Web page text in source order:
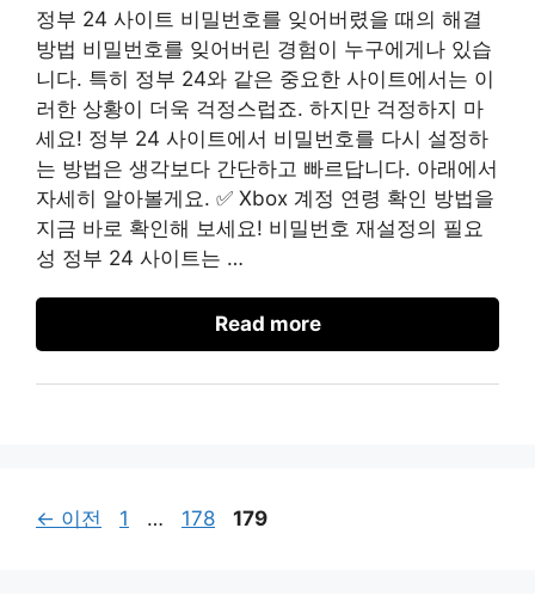
정부 24 사이트 비밀번호를 잊어버렸을 때의 해결
방법 비밀번호를 잊어버린 경험이 누구에게나 있습
니다. 특히 정부 24와 같은 중요한 사이트에서는 이
러한 상황이 더욱 걱정스럽죠. 하지만 걱정하지 마
세요! 정부 24 사이트에서 비밀번호를 다시 설정하
는 방법은 생각보다 간단하고 빠르답니다. 아래에서
자세히 알아볼게요. ✅ Xbox 계정 연령 확인 방법을
지금 바로 확인해 보세요! 비밀번호 재설정의 필요
성 정부 24 사이트는 …
Read more
← 이전
페
1 …
페
178
페
179